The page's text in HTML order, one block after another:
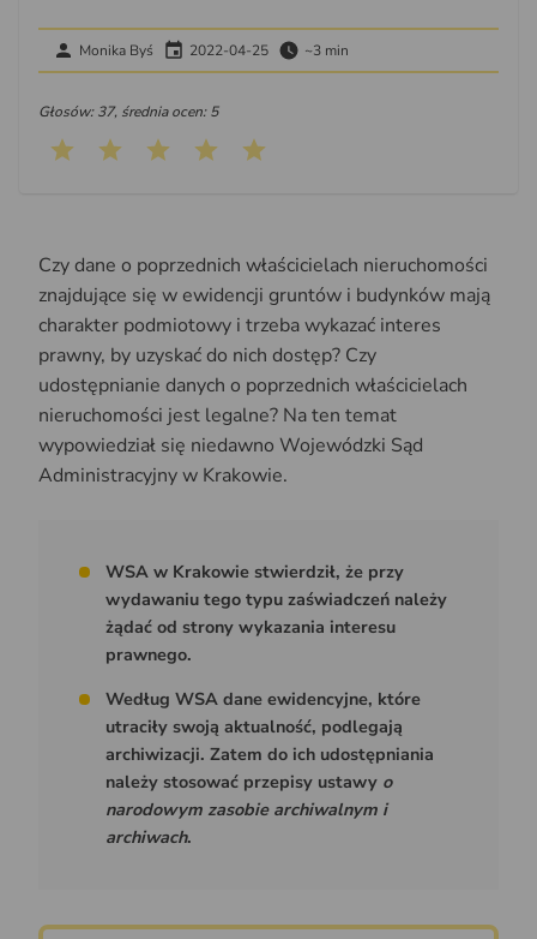
Monika Byś 2022-04-25 ~3 min
Głosów: 37, średnia ocen: 5
Czy dane o poprzednich właścicielach nieruchomości
znajdujące się w ewidencji gruntów i budynków mają
charakter podmiotowy i trzeba wykazać interes
prawny, by uzyskać do nich dostęp? Czy
udostępnianie danych o poprzednich właścicielach
nieruchomości jest legalne? Na ten temat
wypowiedział się niedawno Wojewódzki Sąd
Administracyjny w Krakowie.
WSA w Krakowie stwierdził, że przy
wydawaniu tego typu zaświadczeń należy
żądać od strony wykazania interesu
prawnego.
Według WSA dane ewidencyjne, które
utraciły swoją aktualność, podlegają
archiwizacji. Zatem do ich udostępniania
należy stosować przepisy ustawy o
narodowym zasobie archiwalnym i
archiwach.